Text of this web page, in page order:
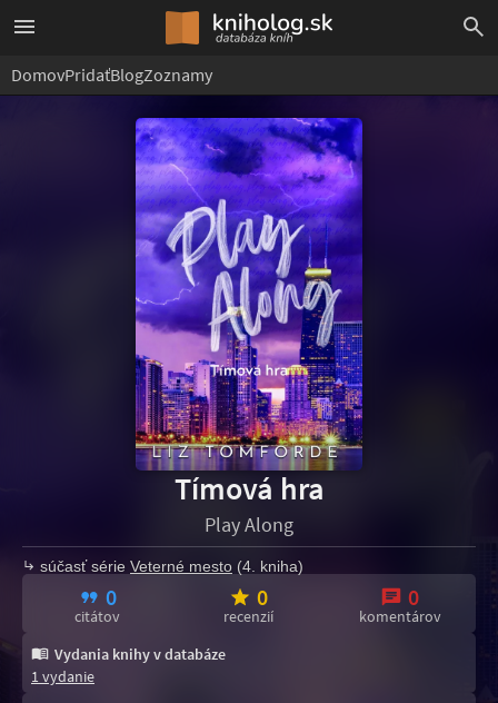
DomovPridaťBlogZoznamy
Tímová hra
Play Along
súčasť série Veterné mesto (4. kniha)
0
citátov
0
recenzií
0
komentárov
Vydania knihy v databáze
1 vydanie